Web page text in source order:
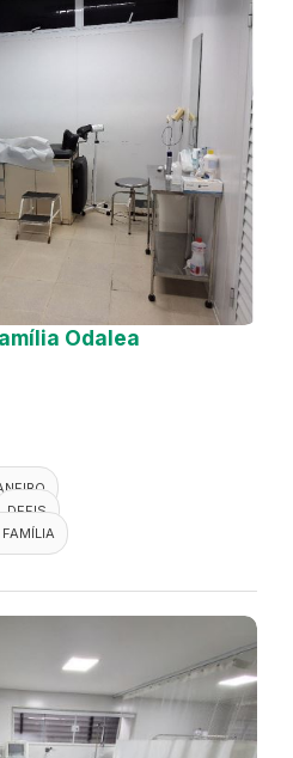
Odalea
DEFIS